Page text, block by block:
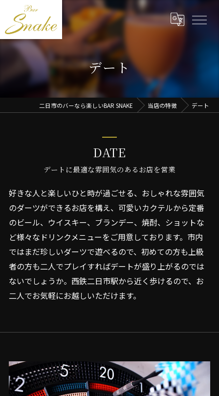
デート
二日市のバーなら楽しいBAR SNAKE 当店の特徴 デート
デートに最適な雰囲気のあるお店を営業
DATE
好きな人と楽しいひと時が過ごせる、おしゃれな雰囲気
のダーツができるお店を構え、可愛いカクテルから定番
のビール、ウイスキー、ブランデー、焼酎、ショットな
ど様々なドリンクメニューをご用意しております。市内
ではまだ珍しいダーツで遊べるので、初めての方も上級
者の方も二人でプレイすればデートが盛り上がるのでは
ないでしょうか。西鉄二日市駅から近く歩けるので、お
二人でお気軽にお越しいただけます。